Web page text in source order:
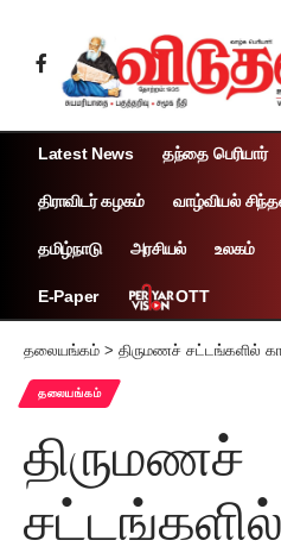
Latest News தந்தை பெரியார்
திராவிடர் கழகம் வாழ்வியல்
தமிழ்நாடு அரசியல் உலகம்
E-Paper OTT
தலையங்கம் > திருமணச் சட்டங்களில்
தலையங்கம்
திருமணச்
சட்டங்களில்